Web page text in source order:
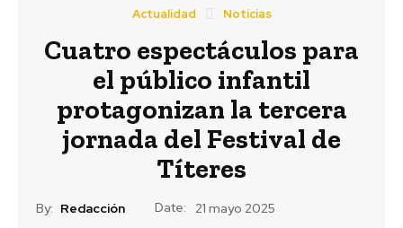
Actualidad Noticias
Cuatro espectáculos para
el público infantil
protagonizan la tercera
jornada del Festival de
Títeres
By: Redacción Date: 21 mayo 2025